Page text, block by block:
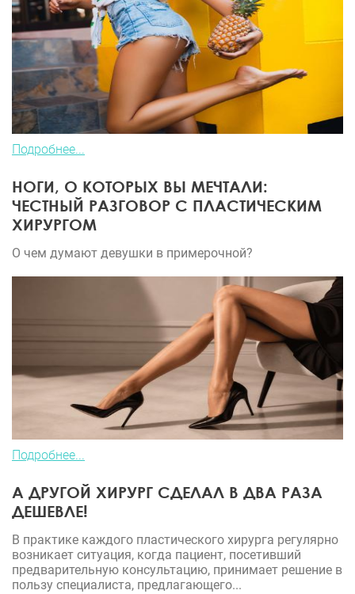
Подробнее...
НОГИ, О КОТОРЫХ ВЫ МЕЧТАЛИ:
ЧЕСТНЫЙ РАЗГОВОР С ПЛАСТИЧЕСКИМ
ХИРУРГОМ
О чем думают девушки в примерочной?
Подробнее...
А ДРУГОЙ ХИРУРГ СДЕЛАЛ В ДВА РАЗА
ДЕШЕВЛЕ!
В практике каждого пластического хирурга регулярно
возникает ситуация, когда пациент, посетивший
предварительную консультацию, принимает решение в
пользу специалиста, предлагающего...